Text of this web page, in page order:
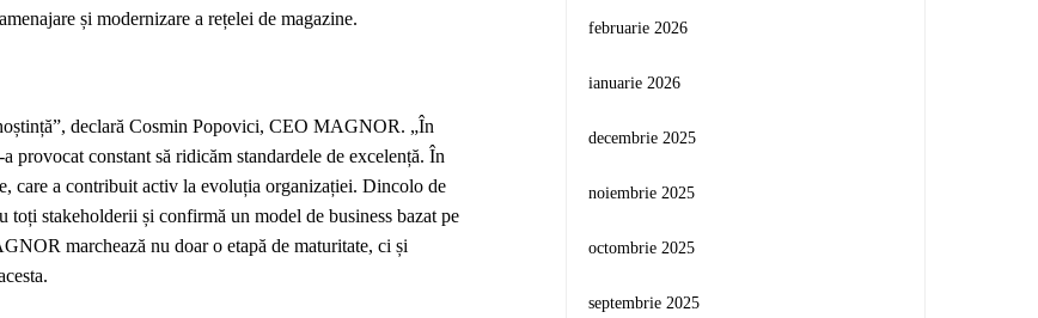
și modernizare a rețelei de magazine.
declară Cosmin Popovici, CEO MAGNOR. „În
provocat constant să ridicăm standardele de excelență. În
care a contribuit activ la evoluția organizației. Dincolo de
stakeholderii și confirmă un model de business bazat pe
marchează nu doar o etapă de maturitate, ci și
februarie 2026
ianuarie 2026
decembrie 2025
noiembrie 2025
octombrie 2025
septembrie 2025